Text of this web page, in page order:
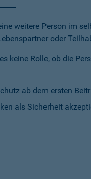
weitere Person im
oder
keine Rolle, ob die
ab dem ersten
als Sicherheit